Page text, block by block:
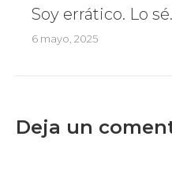
Soy errático. Lo
6 mayo, 2025
Deja un